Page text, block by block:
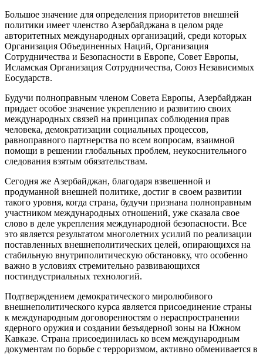
Большое значение для определения приоритетов внешней
политики имеет членство Азербайджана в целом ряде
авторитетных международных организаций, среди которых
Организация Объединенных Наций, Организация
Сотрудничества и Безопасности в Европе, Совет Европы,
Исламская Организация Сотрудничества, Союз Независимых
Еосударств.
Будучи полноправным членом Совета Европы, Азербайджан
придает особое значение укреплению и развитию своих
международных связей на принципах соблюдения прав
человека, демократизации социальных процессов,
равноправного партнерства по всем вопросам, взаимной
помощи в решении глобальных проблем, неукоснительного
следования взятым обязательствам.
Сегодня же Азербайджан, благодаря взвешенной и
продуманной внешней политике, достиг в своем развитии
такого уровня, когда страна, будучи признана полноправным
участником международных отношений, уже сказала свое
слово в деле укрепления международной безопасности. Все
это является результатом многолетних усилий по реализации
поставленных внешнеполитических целей, опирающихся на
стабильную внутриполитическую обстановку, что особенно
важно в условиях стремительно развивающихся
постиндустриальных технологий.
Подтверждением демократического миролюбивого
внешнеполитического курса является присоединение страны
к международным договоренностям о нераспространении
ядерного оружия и создании безъядерной зоны на Южном
Кавказе. Страна присоединилась ко всем международным
документам по борьбе с терроризмом, активно обменивается в